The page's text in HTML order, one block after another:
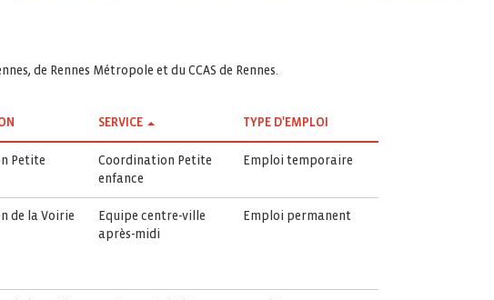
de Rennes Métropole et du CCAS de Rennes.
SERVICE TYPE D'EMPLOI
Petite
Coordination Petite
enfance
Emploi temporaire
de la Voirie
Equipe centre-ville
après-midi
Emploi permanent